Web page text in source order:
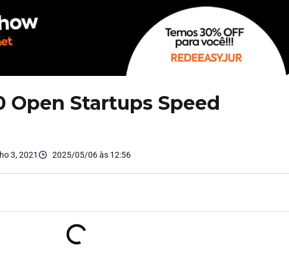
Open Startups Speed
3, 2021 2025/05/06 às 12:56